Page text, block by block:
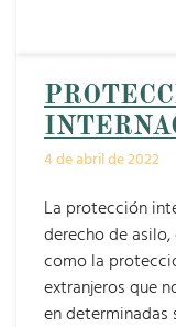
4 de abril de 2022
La protección
derecho de
como la
extranjeros que
en determinadas